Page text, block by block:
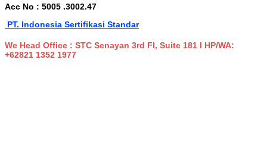
Acc No : 5005 .3002.47
PT. Indonesia Sertifikasi Standar
We Head Office : STC Senayan 3rd Fl, Suite 181 I HP/WA:
+62821 1352 1977